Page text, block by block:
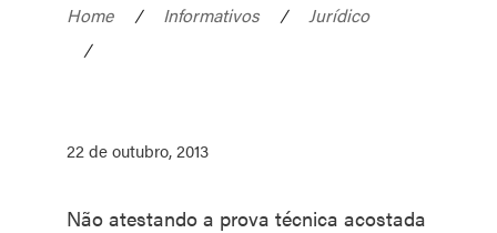
Home / Informativos /
Jurídico
/
22 de outubro, 2013
Não atestando a prova técnica acostada